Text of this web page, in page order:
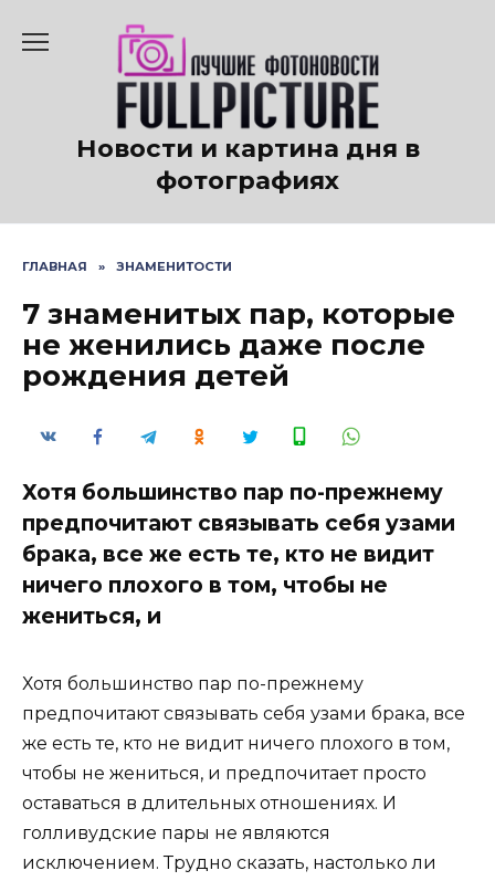
содержанию
Новости и картина дня в
фотографиях
ГЛАВНАЯ » ЗНАМЕНИТОСТИ
7 знаменитых пар, которые
не женились даже после
рождения детей
Хотя большинство пар по-прежнему
предпочитают связывать себя узами
брака, все же есть те, кто не видит
ничего плохого в том, чтобы не
жениться, и
Хотя большинство пар по-прежнему
предпочитают связывать себя узами брака, все
же есть те, кто не видит ничего плохого в том,
чтобы не жениться, и предпочитает просто
оставаться в длительных отношениях. И
голливудские пары не являются
исключением. Трудно сказать, настолько ли